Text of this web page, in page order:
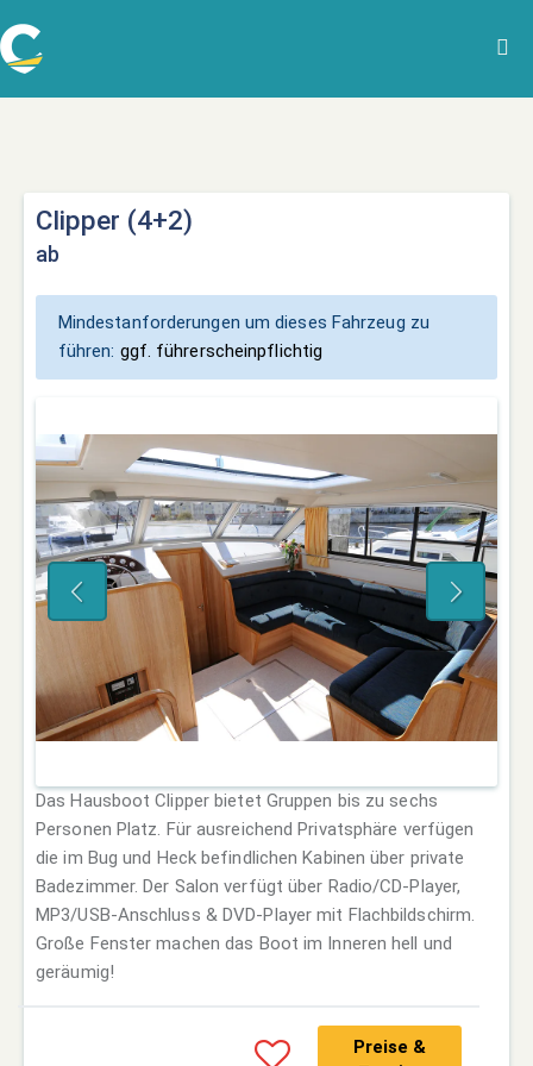
Clipper (4+2)
ab
Mindestanforderungen um dieses Fahrzeug zu
führen: ggf. führerscheinpflichtig
Das Hausboot Clipper bietet Gruppen bis zu sechs
Personen Platz. Für ausreichend Privatsphäre verfügen
die im Bug und Heck befindlichen Kabinen über private
Badezimmer. Der Salon verfügt über Radio/CD-Player,
MP3/USB-Anschluss & DVD-Player mit Flachbildschirm.
Große Fenster machen das Boot im Inneren hell und
geräumig!
Preise &